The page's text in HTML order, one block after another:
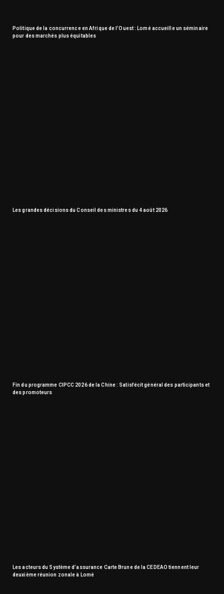
Politique de la concurrence en Afrique de l’Ouest : Lomé accueille un séminaire
pour des marchés plus équitables
Les grandes décisions du Conseil des ministres du 4 août 2026
Fin du programme CIPCC 2026 de la Chine : Satisfécit général des participants et
des promoteurs
Les acteurs du Système d’assurance Carte Brune de la CEDEAO tiennent leur
deuxième réunion zonale à Lomé